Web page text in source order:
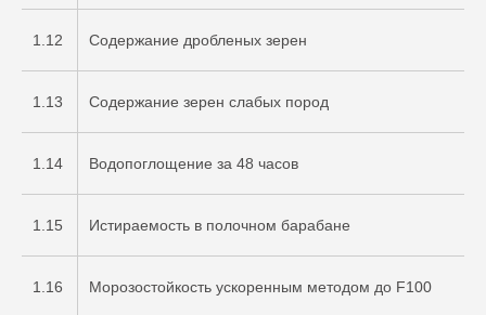
1.12 Содержание дробленых зерен
1.13 Содержание зерен слабых пород
1.14 Водопоглощение за 48 часов
1.15 Истираемость в полочном барабане
1.16 Морозостойкость ускоренным методом до F100